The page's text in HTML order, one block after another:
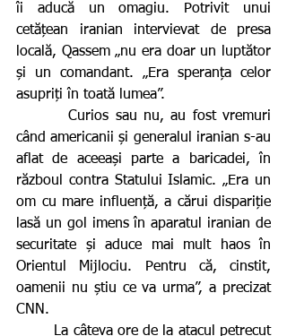
îi aducă un omagiu. Potrivit unui
cetățean iranian intervievat de presa
locală, Qassem „nu era doar un luptător
și un comandant. „Era speranța celor
asupriți în toată lumea”.
        Curios sau nu, au fost vremuri
când americanii și generalul iranian s-au
aflat de aceeași parte a baricadei, în
războul contra Statului Islamic. „Era un
om cu mare influență, a cărui dispariție
lasă un gol imens în aparatul iranian de
securitate și aduce mai mult haos în
Orientul Mijlociu. Pentru că, cinstit,
oamenii nu știu ce va urma”, a precizat
CNN.